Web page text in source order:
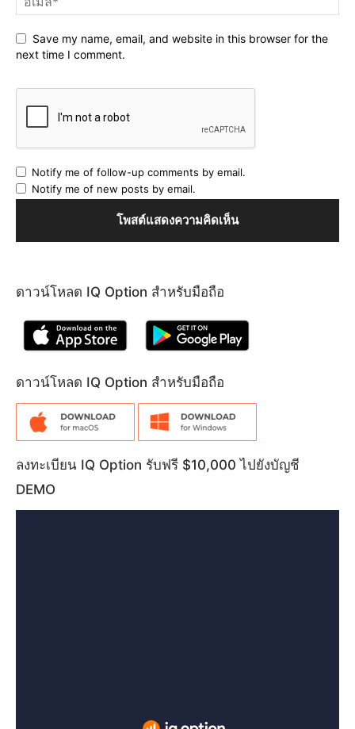
Save my name, email, and website in this browser for the
next time I comment.
Notify me of follow-up comments by email.
Notify me of new posts by email.
ดาวน์โหลด IQ Option สำหรับมือถือ
ดาวน์โหลด IQ Option สำหรับมือถือ
ลงทะเบียน IQ Option รับฟรี $10,000 ไปยังบัญชี
DEMO